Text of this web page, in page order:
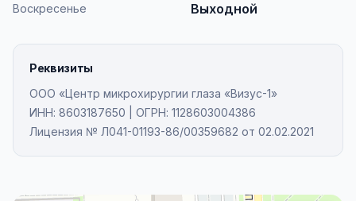
Воскресенье Выходной
Реквизиты
ООО «Центр микрохирургии глаза «Визус-1»
ИНН: 8603187650 | ОГРН: 1128603004386
Лицензия № Л041-01193-86/00359682 от 02.02.2021